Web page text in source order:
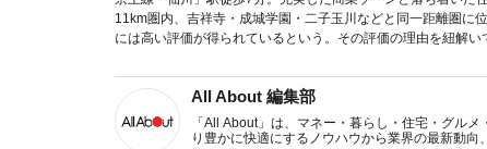
11km圏内、吉祥寺・成城学園・二子玉川などと同一距離圏に
には高い評価が得られているという。その評価の理由を紐解い
All About 編集部
「All About」は、マネー・暮らし・住宅・グル
り豊かに快適にするノウハウから業界の最新動